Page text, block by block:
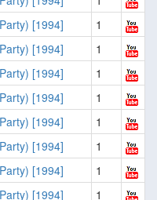
[1994]
1
[1994]
1
[1994]
1
[1994]
1
[1994]
1
[1994]
1
[1994]
1
[1994]
1